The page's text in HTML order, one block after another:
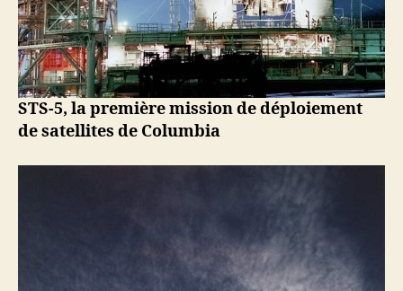
STS-5, la première mission de déploiement
de satellites de Columbia